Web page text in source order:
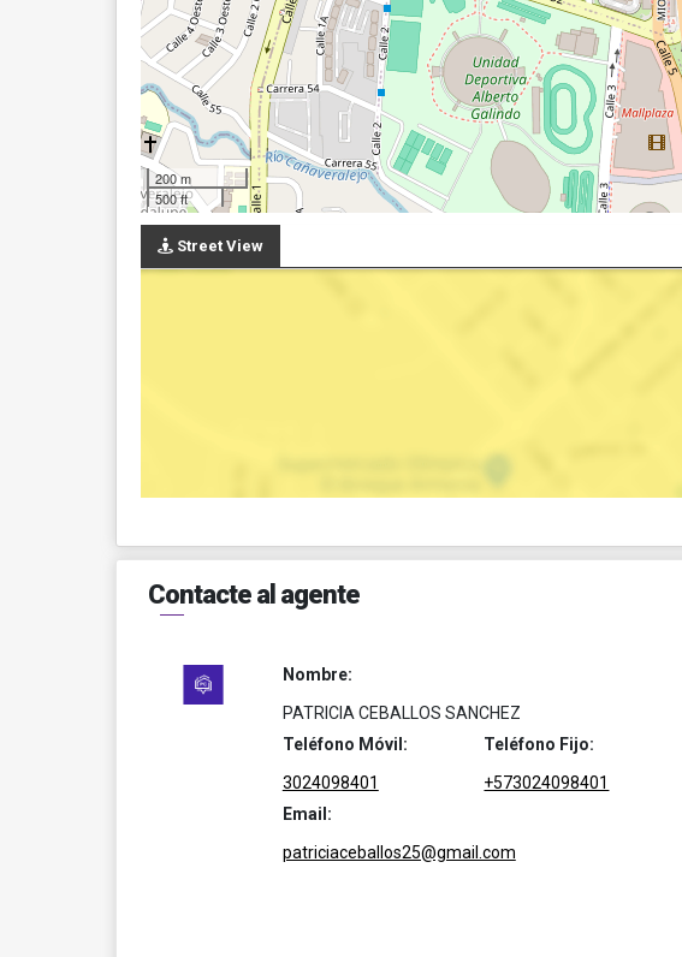
200 m
500 ft
Street View
Contacte al agente
Nombre:
PATRICIA CEBALLOS SANCHEZ
Teléfono Móvil:
3024098401
Teléfono Fijo:
+573024098401
Email:
patriciaceballos25@gmail.com